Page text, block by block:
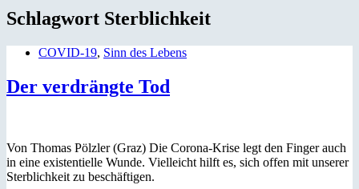
Schlagwort Sterblichkeit
COVID-19, Sinn des Lebens
Der verdrängte Tod
Von Thomas Pölzler (Graz) Die Corona-Krise legt den Finger auch
in eine existentielle Wunde. Vielleicht hilft es, sich offen mit unserer
Sterblichkeit zu beschäftigen.